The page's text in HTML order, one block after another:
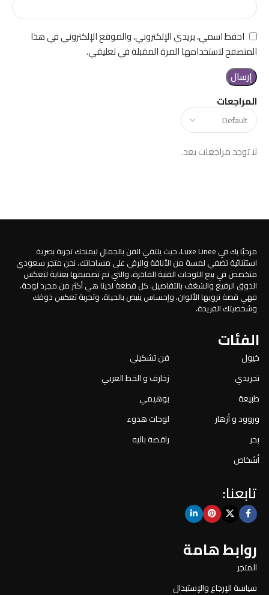
المراجعات
لا توجد مراجعات بعد.
احفظ اسمي، بريدي الإلكتروني، والموقع الإلكتروني في هذا
المتصفح لاستخدامها المرة المقبلة في تعليقي.
مرحبًا بك في Luxe Linee، حيث يلتقي الفن بالجمال ليمنحك تجربة بصرية
استثنائية تضفي لمسة من الأناقة والرقي على مساحاتك. نحن متجر سعودي
متخصص في بيع اللوحات الفنية الفاخرة، والتي تم تصميمها بعناية لتعكس
الذوق الرفيع والشغف بالتفاصيل. كل قطعة لدينا هي أكثر من مجرد لوحة،
فهي قصة ترويها الألوان، وإحساس ينبض بالحياة، وتجربة تعكس ذوقك
وشخصيتك الفريدة.
الفئات
خيول
تجريدي
طبيعة
وروود و أزهار
بحر
أشخاص
فن تشكيلي
زخارف و الخط العربي
بوهيمي
لوحات هدوء
راقصة باليه
تابعنا:
روابط هامة
المتجر
سياسة الإرجاع والإستبدال